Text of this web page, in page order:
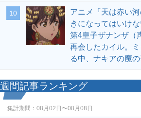
10
アニメ『天は赤い
きになってはいけ
第4皇子ザナンザ（
再会したカイル。
る中、ナキアの魔
週間記事ランキング
集計期間： 08月02日〜08月08日